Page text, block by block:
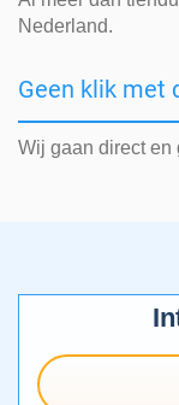
Nederland.
Geen klik met
Wij gaan direct en